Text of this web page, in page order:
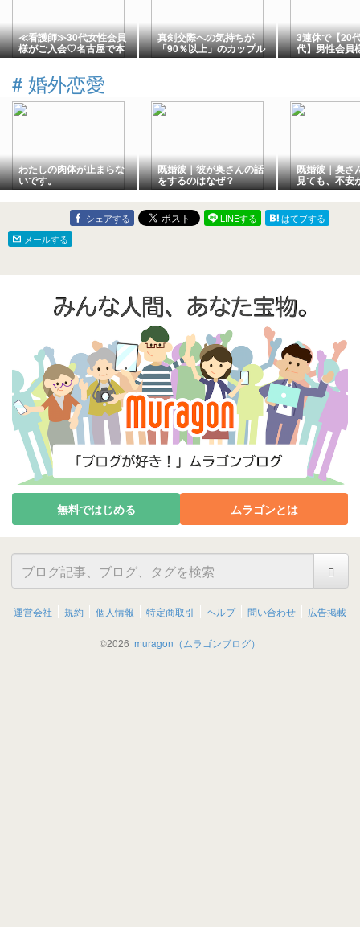
≪看護師≫30代女性会員
様がご入会♡名古屋で本
気の婚活スタート！
真剣交際への気持ちが
「90％以上」のカップル
が複数待機中♡
3連休で【20
代】男性会員
ご入会‼
# 婚外恋愛
わたしの肉体が止まらな
いです。
既婚彼｜彼が奥さんの話
をするのはなぜ？
既婚彼｜奥さ
見ても、不安
理由
シェアする LINEする
はてブする
メールする
無料ではじめる ムラゴンとは
運営会社 規約 個人情報 特定商取引 ヘルプ 問い合わせ 広告掲載
©2026 muragon（ムラゴンブログ）